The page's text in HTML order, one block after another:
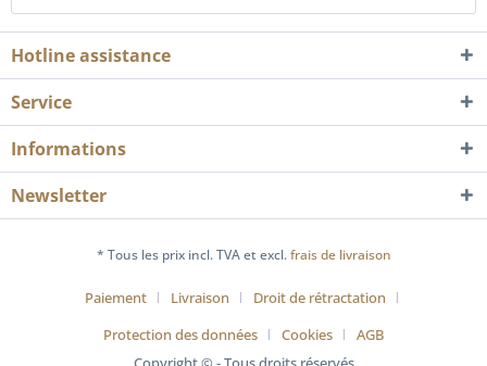
Hotline assistance
Service
Informations
Newsletter
* Tous les prix incl. TVA et excl.frais de livraison
Paiement Livraison
Droit de rétractation
Protection des données
Cookies
AGB